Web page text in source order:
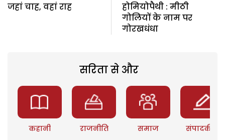
जहां चाह, वहां राह
होमियोपैथी : मीठी
गोलियों के नाम पर
गोरखधंधा
सरिता से और
कहानी राजनीति समाज संपादकीय